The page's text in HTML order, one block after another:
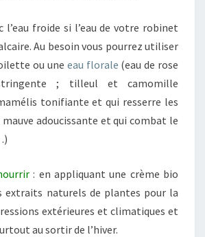
l’eau froide si l’eau de votre robinet
Au besoin vous pourrez utiliser
ou une eau florale (eau de rose
; tilleul et camomille
tonifiante et qui resserre les
adoucissante et qui combat le
: en appliquant une crème bio
extraits naturels de plantes pour la
extérieures et climatiques et
au sortir de l’hiver.